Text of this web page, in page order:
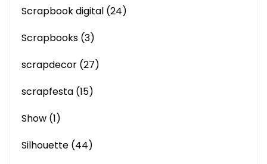
Scrapbook digital (24)
Scrapbooks (3)
scrapdecor (27)
scrapfesta (15)
Show (1)
Silhouette (44)